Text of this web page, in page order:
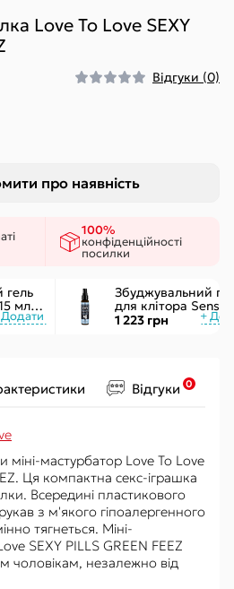
Love To Love SEXY
Відгуки (0)
про наявність
100%
конфіденційності
посилки
гель
мл) з
Збуджувальний
для клітора
ON for Her Arousal
Ice 29мл охолодж.
1 223 грн
Відгуки 0
мастурбатор Love To Love
Ця компактна секс-іграшка
Всередині пластикового
з м'якого гіпоалергенного
тягнеться. Міні-
SEXY PILLS GREEN FEEZ
чоловікам, незалежно від